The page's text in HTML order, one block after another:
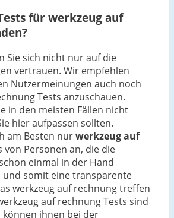
für werkzeug auf
Sie sich nicht nur auf die
vertrauen. Wir empfehlen
Nutzermeinungen auch noch
Tests anzuschauen.
in den meisten Fällen nicht
hier aufpassen sollten.
am Besten nurwerkzeug auf
von Personen an, die die
einmal in der Hand
und somit eine transparente
werkzeug auf rechnung treffen
auf rechnung Tests sind
ihnen bei der